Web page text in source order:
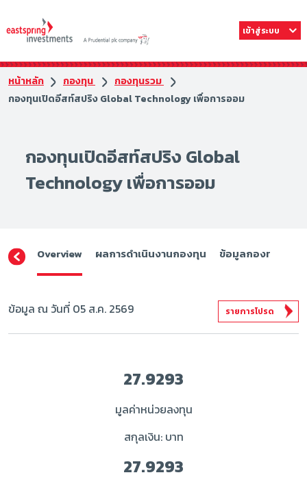
เข้าสู่ระบบ
หน้าหลัก กองทุน
กองทุนรวม
กองทุนเปิดอีสท์สปริง Global Technology เพื่อการออม
กองทุนเปิดอีสท์สปริง Global
Technology เพื่อการออม
Overview ผลการดำเนินงานกองทุน ข้อมูลกองทุน
ข้อมูล ณ วันที่ 05 ส.ค. 2569 รายการโปรด
27.9293
มูลค่าหน่วยลงทุน
สกุลเงิน: บาท
27.9293